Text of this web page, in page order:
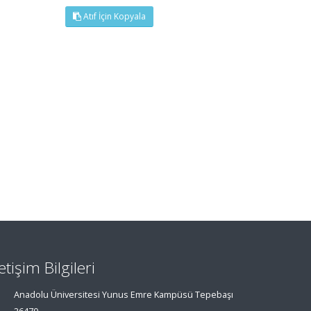
Atıf İçin Kopyala
Bilgileri
Anadolu Üniversitesi Yunus Emre Kampüsü Tepebaşı